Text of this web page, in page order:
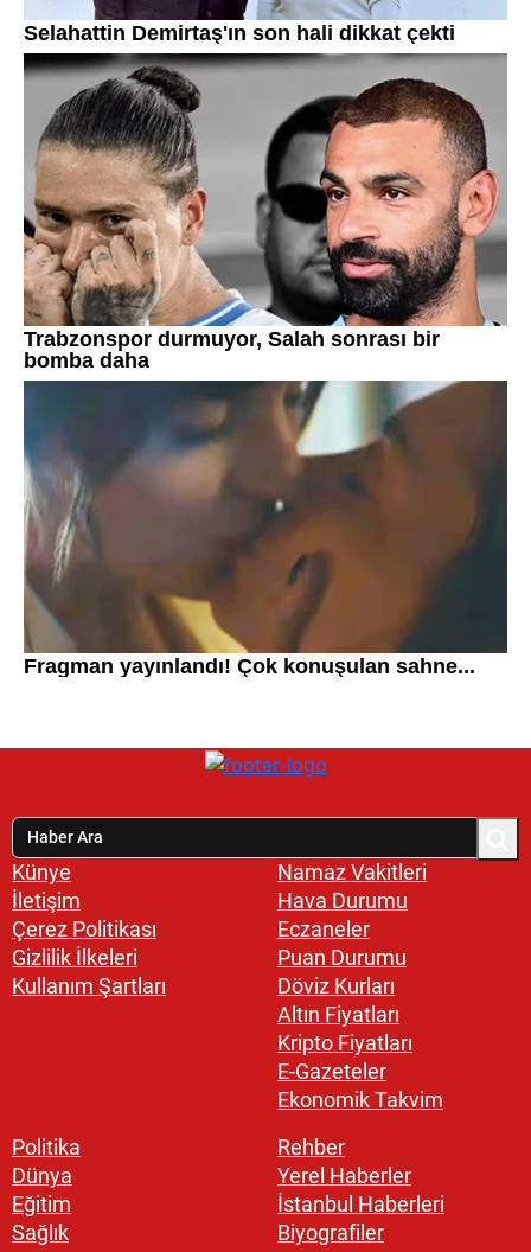
Künye
İletişim
Çerez Politikası
Gizlilik İlkeleri
Kullanım Şartları
Namaz Vakitleri
Hava Durumu
Eczaneler
Puan Durumu
Döviz Kurları
Altın Fiyatları
Kripto Fiyatları
E-Gazeteler
Ekonomik Takvim
Politika
Dünya
Eğitim
Sağlık
Rehber
Yerel Haberler
İstanbul Haberleri
Biyografiler